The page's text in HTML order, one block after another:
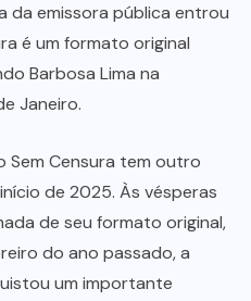
da emissora pública entrou
é um formato original
Barbosa Lima na
Janeiro.
Sem Censura tem outro
de 2025. Às vésperas
de seu formato original,
do ano passado, a
um importante